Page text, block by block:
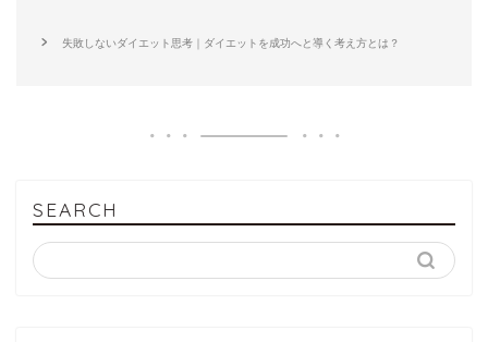
失敗しないダイエット思考｜ダイエットを成功へと導く考え方とは？
SEARCH